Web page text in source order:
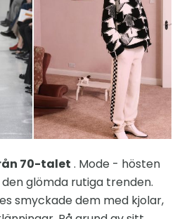
70-talet . Mode - hösten
glömda rutiga trenden.
smyckade dem med kjolar,